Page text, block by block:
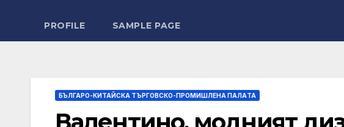
PROFILE SAMPLE PAGE
БЪЛГАРО-КИТАЙСКА ТЪРГОВСКО-ПРОМИШЛЕНА ПАЛAТА